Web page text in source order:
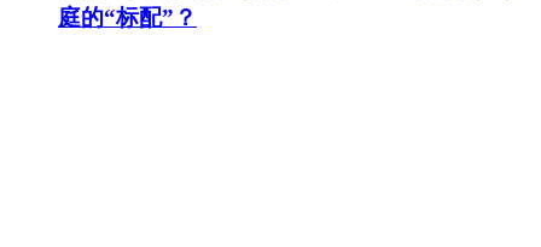
庭的“标配”？